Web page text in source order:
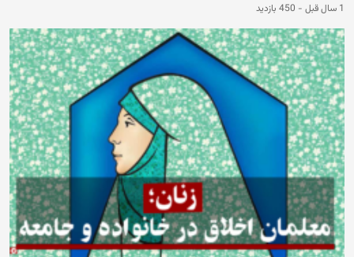
1 سال قبل - 450 بازدید